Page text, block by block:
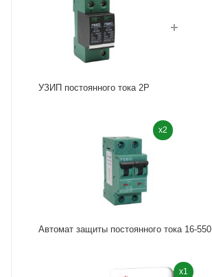
УЗИП постоянного тока 2P
x2
Автомат защиты постоянного тока 16-550
x1